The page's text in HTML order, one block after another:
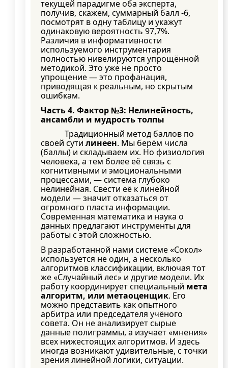
текущей парадигме оба эксперта,
получив, скажем, суммарный балл -6,
посмотрят в одну таблицу и укажут
одинаковую вероятность 97,7%.
Различия в информативности
используемого инструментария
полностью нивелируются упрощённой
методикой. Это уже не просто
упрощение — это профанация,
приводящая к реальным, но скрытым
ошибкам.
Часть 4. Фактор №3: Нелинейность,
ансамбли и мудрость толпы
Традиционный метод баллов по
своей сути линеен. Мы берём числа
(баллы) и складываем их. Но физиология
человека, а тем более её связь с
когнитивными и эмоциональными
процессами, — система глубоко
нелинейная. Свести её к линейной
модели — значит отказаться от
огромного пласта информации.
Современная математика и наука о
данных предлагают инструменты для
работы с этой сложностью.
В разработанной нами системе «Сокол»
используется не один, а несколько
алгоритмов классификации, включая тот
же «Случайный лес» и другие модели. Их
работу координирует специальный мета
алгоритм, или метаоценщик. Его
можно представить как опытного
арбитра или председателя учёного
совета. Он не анализирует сырые
данные полиграммы, а изучает «мнения»
всех нижестоящих алгоритмов. И здесь
иногда возникают удивительные, с точки
зрения линейной логики, ситуации.